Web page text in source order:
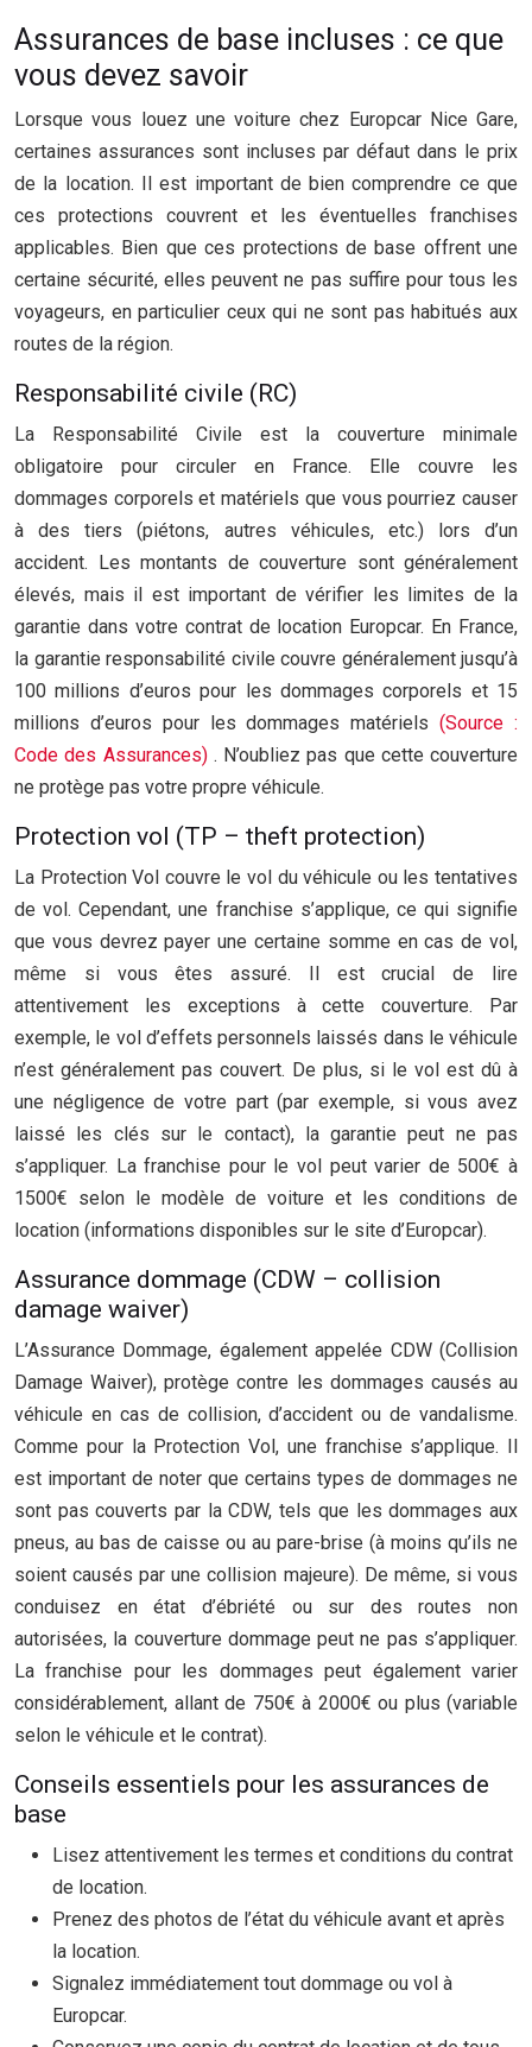
Assurances de base incluses : ce que
vous devez savoir
Lorsque vous louez une voiture chez Europcar Nice Gare,
certaines assurances sont incluses par défaut dans le prix
de la location. Il est important de bien comprendre ce que
ces protections couvrent et les éventuelles franchises
applicables. Bien que ces protections de base offrent une
certaine sécurité, elles peuvent ne pas suffire pour tous les
voyageurs, en particulier ceux qui ne sont pas habitués aux
routes de la région.
Responsabilité civile (RC)
La Responsabilité Civile est la couverture minimale
obligatoire pour circuler en France. Elle couvre les
dommages corporels et matériels que vous pourriez causer
à des tiers (piétons, autres véhicules, etc.) lors d’un
accident. Les montants de couverture sont généralement
élevés, mais il est important de vérifier les limites de la
garantie dans votre contrat de location Europcar. En France,
la garantie responsabilité civile couvre généralement jusqu’à
100 millions d’euros pour les dommages corporels et 15
millions d’euros pour les dommages matériels(Source :
Code des Assurances) . N’oubliez pas que cette couverture
ne protège pas votre propre véhicule.
Protection vol (TP – theft protection)
La Protection Vol couvre le vol du véhicule ou les tentatives
de vol. Cependant, une franchise s’applique, ce qui signifie
que vous devrez payer une certaine somme en cas de vol,
même si vous êtes assuré. Il est crucial de lire
attentivement les exceptions à cette couverture. Par
exemple, le vol d’effets personnels laissés dans le véhicule
n’est généralement pas couvert. De plus, si le vol est dû à
une négligence de votre part (par exemple, si vous avez
laissé les clés sur le contact), la garantie peut ne pas
s’appliquer. La franchise pour le vol peut varier de 500€ à
1500€ selon le modèle de voiture et les conditions de
location (informations disponibles sur le site d’Europcar).
Assurance dommage (CDW – collision
damage waiver)
L’Assurance Dommage, également appelée CDW (Collision
Damage Waiver), protège contre les dommages causés au
véhicule en cas de collision, d’accident ou de vandalisme.
Comme pour la Protection Vol, une franchise s’applique. Il
est important de noter que certains types de dommages ne
sont pas couverts par la CDW, tels que les dommages aux
pneus, au bas de caisse ou au pare-brise (à moins qu’ils ne
soient causés par une collision majeure). De même, si vous
conduisez en état d’ébriété ou sur des routes non
autorisées, la couverture dommage peut ne pas s’appliquer.
La franchise pour les dommages peut également varier
considérablement, allant de 750€ à 2000€ ou plus (variable
selon le véhicule et le contrat).
Conseils essentiels pour les assurances de
base
Lisez attentivement les termes et conditions du contrat
de location.
Prenez des photos de l’état du véhicule avant et après
la location.
Signalez immédiatement tout dommage ou vol à
Europcar.